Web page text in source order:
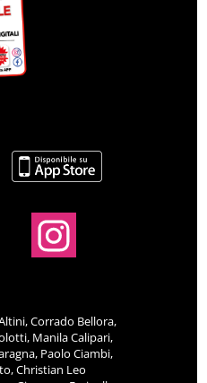
Corrado Bellora,
Manila Calipari,
Paolo Ciambi,
Christian Leo